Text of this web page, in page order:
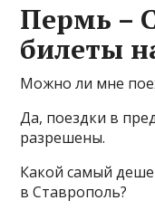
Пермь –
билеты
Можно ли мне
Да, поездки в
разрешены.
Какой самый
в Ставрополь?